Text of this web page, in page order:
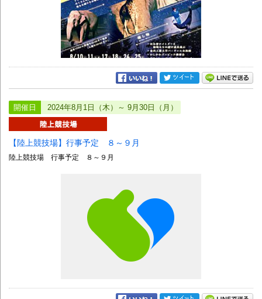
開催日 2024年8月1日（木）～ 9月30日（月）
【陸上競技場】行事予定 ８～９月
陸上競技場 行事予定 ８～９月